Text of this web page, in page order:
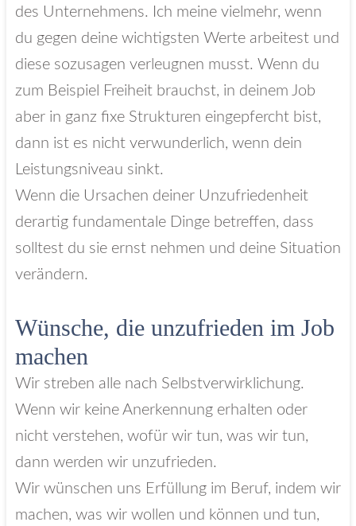
des Unternehmens. Ich meine vielmehr, wenn
du gegen deine wichtigsten Werte arbeitest und
diese sozusagen verleugnen musst. Wenn du
zum Beispiel Freiheit brauchst, in deinem Job
aber in ganz fixe Strukturen eingepfercht bist,
dann ist es nicht verwunderlich, wenn dein
Leistungsniveau sinkt.
Wenn die Ursachen deiner Unzufriedenheit
derartig fundamentale Dinge betreffen, dass
solltest du sie ernst nehmen und deine Situation
verändern.
Wünsche, die unzufrieden im Job
machen
Wir streben alle nach Selbstverwirklichung.
Wenn wir keine Anerkennung erhalten oder
nicht verstehen, wofür wir tun, was wir tun,
dann werden wir unzufrieden.
Wir wünschen uns Erfüllung im Beruf, indem wir
machen, was wir wollen und können und tun,